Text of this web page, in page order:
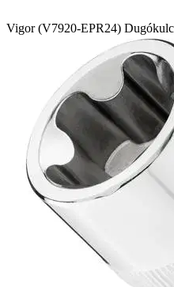
Vigor (V7920-EPR24)